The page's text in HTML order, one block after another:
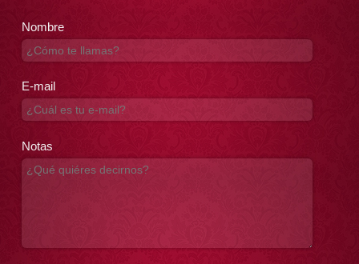
Nombre
E-mail
Notas